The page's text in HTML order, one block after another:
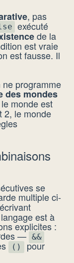
, pas
exécuté
de la
est vraie
est fausse. Il
programme
des mondes
monde est
2, le monde
se
multiple ci-
est à
explicites :
— &&
() pour